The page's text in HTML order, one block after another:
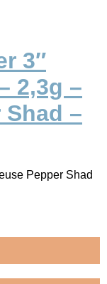
3″
2,3g –
–
Pepper Shad